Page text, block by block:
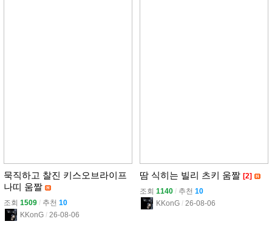
묵직하고 찰진 키스오브라이프
나띠 움짤
조회 1509 l 추천 10
KKonG l 26-08-06
땀 식히는 빌리 츠키 움짤 [2]
조회 1140 l 추천 10
KKonG l 26-08-06